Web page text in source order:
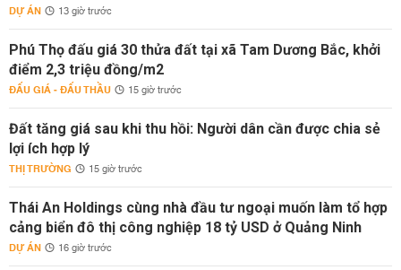
DỰ ÁN 13 giờ trước
Phú Thọ đấu giá 30 thửa đất tại xã Tam Dương Bắc, khởi
điểm 2,3 triệu đồng/m2
ĐẤU GIÁ - ĐẤU THẦU 15 giờ trước
Đất tăng giá sau khi thu hồi: Người dân cần được chia sẻ
lợi ích hợp lý
THỊ TRƯỜNG 15 giờ trước
Thái An Holdings cùng nhà đầu tư ngoại muốn làm tổ hợp
cảng biển đô thị công nghiệp 18 tỷ USD ở Quảng Ninh
DỰ ÁN 16 giờ trước